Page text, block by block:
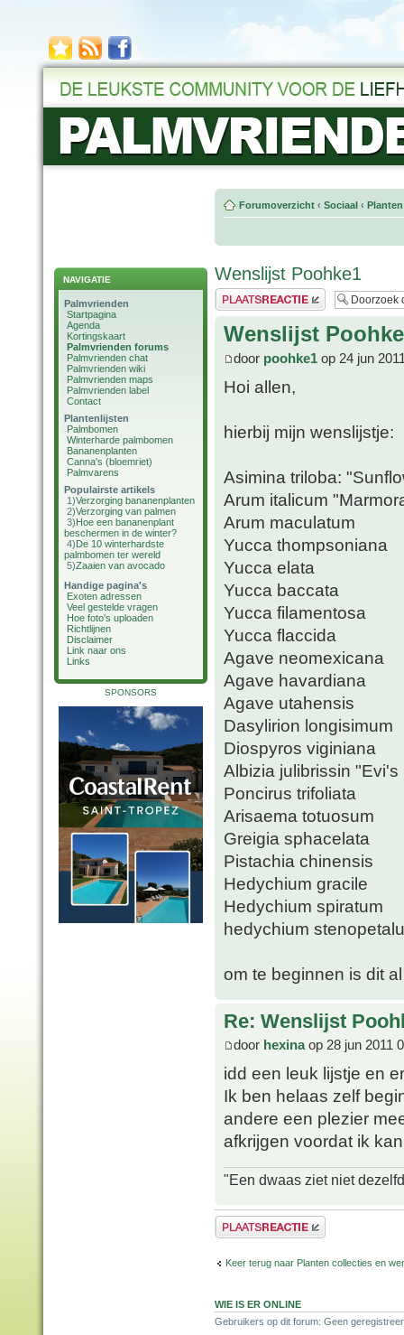
NAVIGATIE
Palmvrienden
Startpagina
Agenda
Kortingskaart
Palmvrienden forums
Palmvrienden chat
Palmvrienden wiki
Palmvrienden maps
Palmvrienden label
Contact
Plantenlijsten
Palmbomen
Winterharde palmbomen
Bananenplanten
Canna's (bloemriet)
Palmvarens
Populairste artikels
1)Verzorging bananenplanten
2)Verzorging van palmen
3)Hoe een bananenplant
beschermen in de winter?
4)De 10 winterhardste
palmbomen ter wereld
5)Zaaien van avocado
Handige pagina's
Exoten adressen
Veel gestelde vragen
Hoe foto's uploaden
Richtlijnen
Disclaimer
Link naar ons
Links
SPONSORS
Forumoverzicht ‹ Sociaal ‹
Wenslijst Poohke1
Plaats een reactie
Wenslijst
door poohke1 op 24 jun
Hoi allen,
hierbij mijn wenslijstje:
Asimina triloba:
Arum italicum
Arum maculatum
Yucca thompsoniana
Yucca elata
Yucca baccata
Yucca filamentosa
Yucca flaccida
Agave neomexicana
Agave havardiana
Agave utahensis
Dasylirion longisimum
Diospyros viginiana
Albizia julibrissin "Evi's
Poncirus trifoliata
Arisaema totuosum
Greigia sphacelata
Pistachia chinensis
Hedychium gracile
Hedychium spiratum
hedychium
om te beginnen is dit
Re: Wenslijst
door hexinaop 28 jun 2011
idd een leuk lijstje en
Ik ben helaas zelf
andere een plezier
afkrijgen voordat ik
"Een dwaas ziet niet
Plaats een reactie
Keer terug naar Planten collecties en
WIE IS ER ONLINE
Gebruikers op dit forum: Geen